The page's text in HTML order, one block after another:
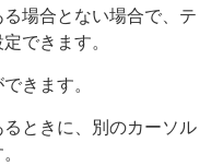
場合とない場合で、テ
できます。
きます。
ときに、別のカーソル